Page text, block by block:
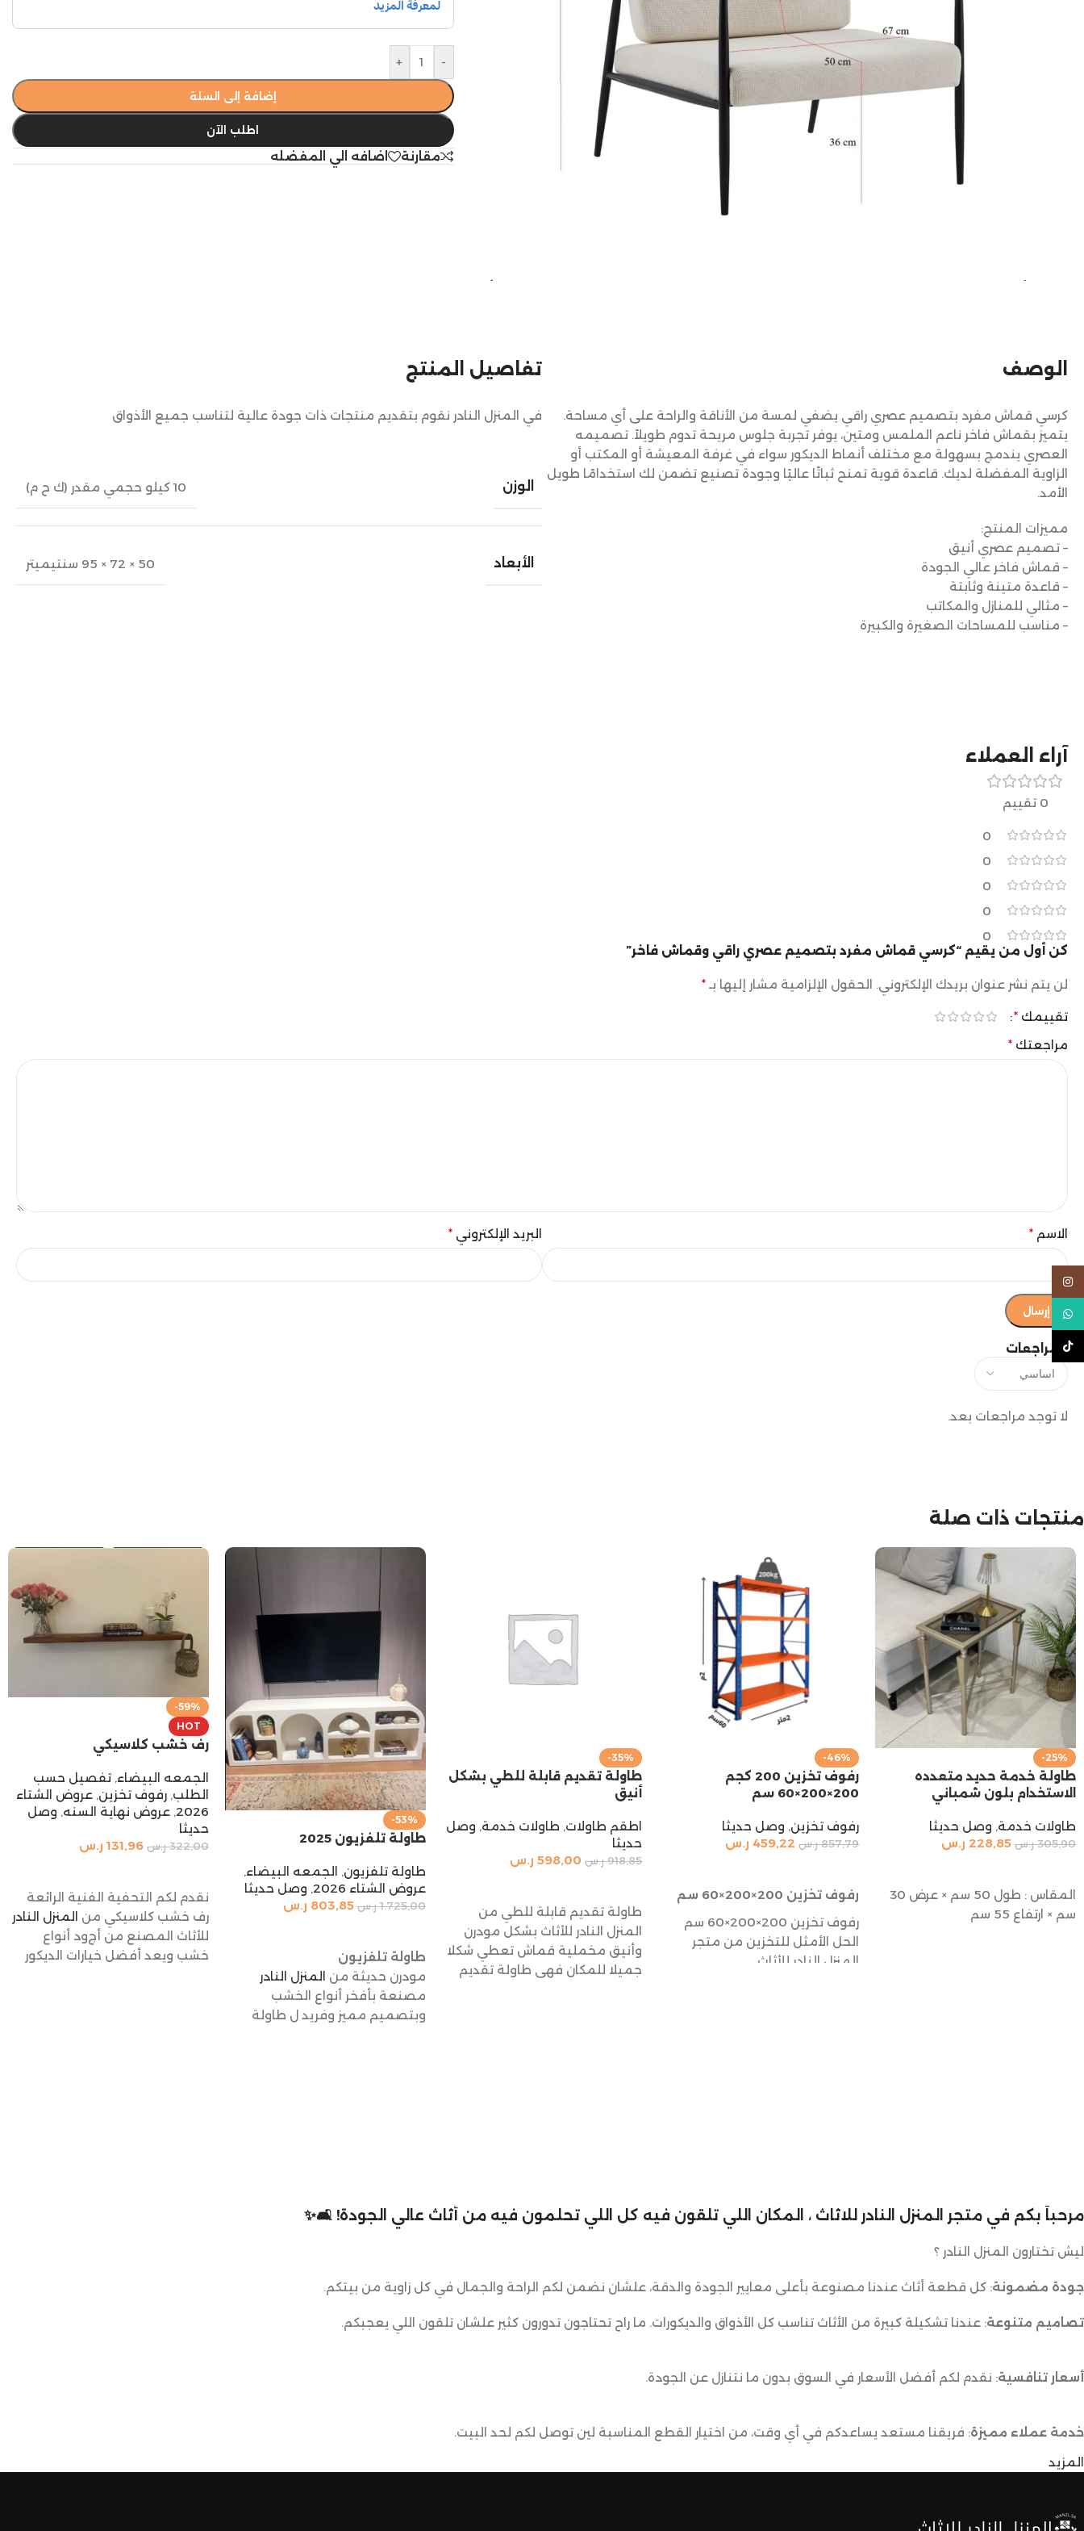
-
+
إضافة إلى السلة
اطلب الآن
مقارنة اضافه الي المفضله
تفاصيل المنتج
في المنزل النادر نقوم بتقديم منتجات ذات جودة عالية لتناسب جميع الأذواق
الوزن 10 كيلو حجمي مقدر (ك ح م)
الأبعاد 50 × 72 × 95 سنتيميتر
الوصف
كرسي قماش مفرد بتصميم عصري راقي يضفي لمسة من الأناقة والراحة على أي مساحة.
يتميز بقماش فاخر ناعم الملمس ومتين، يوفر تجربة جلوس مريحة تدوم طويلاً. تصميمه
العصري يندمج بسهولة مع مختلف أنماط الديكور سواء في غرفة المعيشة أو المكتب أو
الزاوية المفضلة لديك. قاعدة قوية تمنح ثباتًا عاليًا وجودة تصنيع تضمن لك استخدامًا طويل
الأمد.
مميزات المنتج:
– تصميم عصري أنيق
– قماش فاخر عالي الجودة
– قاعدة متينة وثابتة
– مثالي للمنازل والمكاتب
– مناسب للمساحات الصغيرة والكبيرة
آراء العملاء
0 تقييم
0
0
0
0
0
المراجعات
لا توجد مراجعات بعد.
كن أول من يقيم “كرسي قماش مفرد بتصميم عصري راقي وقماش فاخر”
لن يتم نشر عنوان بريدك الإلكتروني. الحقول الإلزامية مشار إليها بـ *
تقييمك *
مراجعتك *
الاسم * البريد الإلكتروني *
منتجات ذات صلة
-25%
طاولة خدمة حديد متعدده
الاستخدام بلون شمباني
طاولات خدمة, وصل حديثا
305,90 ر.س 228,85 ر.س
المقاس : طول 50 سم × عرض 30
سم × ارتفاع 55 سم
-46%
رفوف تخزين 200 كجم
200×200×60 سم
رفوف تخزين, وصل حديثا
857,79 ر.س 459,22 ر.س
رفوف تخزين 200×200×60 سم
رفوف تخزين 200×200×60 سم
الحل الأمثل للتخزين من متجر
المنزل النادر للأثاث
-35%
طاولة تقديم قابلة للطي بشكل
أنيق
اطقم طاولات, طاولات خدمة, وصل
حديثا
918,85 ر.س 598,00 ر.س
طاولة تقديم قابلة للطي من
المنزل النادر للأثاث بشكل مودرن
وأنيق مخملية قماش تعطي شكلا
جميلا للمكان فهي طاولة تقديم
-53%
طاولة تلفزيون 2025
طاولة تلفزيون, الجمعه البيضاء,
عروض الشتاء 2026
, وصل حديثا
1.725,00 ر.س 803,85 ر.س
طاولة تلفزيون
مودرن حديثة من المنزل النادر
مصنعة بأفخر أنواع الخشب
وبتصميم مميز وفريد ل طاولة
-59%
HOT
رف خشب كلاسيكي
الجمعه البيضاء, تفصيل حسب
الطلب, رفوف تخزين, عروض الشتاء
2026
, عروض نهاية السنه, وصل
حديثا
322,00 ر.س 131,96 ر.س
نقدم لكم التحفية الفنية الرائعة
رف خشب كلاسيكي من المنزل النادر
للأثاث المصنع من أجود أنواع
خشب ويعد أفضل خيارات الديكور
مرحباً بكم في متجر المنزل النادر للاثاث ، المكان اللي تلقون فيه كل اللي تحلمون فيه من أثاث عالي الجودة! 🛋️✨
ليش تختارون المنزل النادر ؟
جودة مضمونة: كل قطعة أثاث عندنا مصنوعة بأعلى معايير الجودة والدقة، علشان نضمن لكم الراحة والجمال في كل زاوية من بيتكم.
تصاميم متنوعة: عندنا تشكيلة كبيرة من الأثاث تناسب كل الأذواق والديكورات. ما راح تحتاجون تدورون كثير علشان تلقون اللي يعجبكم.
أسعار تنافسية: نقدم لكم أفضل الأسعار في السوق بدون ما نتنازل عن الجودة.
خدمة عملاء مميزة: فريقنا مستعد يساعدكم في أي وقت، من اختيار القطع المناسبة لين توصل لكم لحد البيت.
المزيد
Instagram
WhatsApp
TikTok